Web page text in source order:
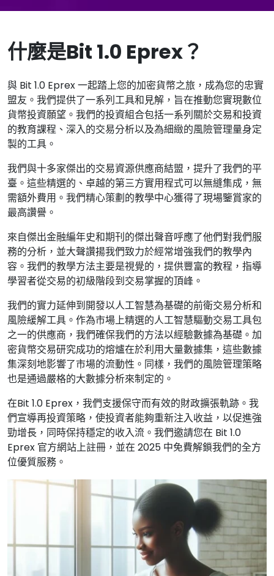
什麼是Bit 1.0 Eprex？
與 Bit 1.0 Eprex 一起踏上您的加密貨幣之旅，成為您的忠實
盟友。我們提供了一系列工具和見解，旨在推動您實現數位
貨幣投資願望。我們的投資組合包括一系列關於交易和投資
的教育課程、深入的交易分析以及為細緻的風險管理量身定
製的工具。
我們與十多家傑出的交易資源供應商結盟，提升了我們的平
臺。這些精選的、卓越的第三方實用程式可以無縫集成，無
需額外費用。我們精心策劃的教學中心獲得了現場鑒賞家的
最高讚譽。
來自傑出金融編年史和期刊的傑出聲音呼應了他們對我們服
務的分析，並大聲讚揚我們致力於經常增強我們的教學內
容。我們的教學方法主要是視覺的，提供豐富的教程，指導
學習者從交易的初級階段到交易掌握的頂峰。
我們的實力延伸到開發以人工智慧為基礎的前衛交易分析和
風險緩解工具。作為市場上精選的人工智慧驅動交易工具包
之一的供應商，我們確保我們的方法以經驗數據為基礎。加
密貨幣交易研究成功的熔爐在於利用大量數據集，這些數據
集深刻地影響了市場的流動性。同樣，我們的風險管理策略
也是通過嚴格的大數據分析來制定的。
在Bit 1.0 Eprex，我們支援保守而有效的財政擴張軌跡。我
們宣導再投資策略，使投資者能夠重新注入收益，以促進強
勁增長，同時保持穩定的收入流。我們邀請您在 Bit 1.0
Eprex 官方網站上註冊，並在 2025 中免費解鎖我們的全方
位優質服務。